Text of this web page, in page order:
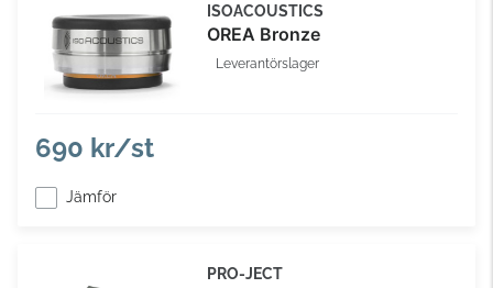
ISOACOUSTICS
OREA Bronze
Leverantörslager
690 kr/st
Jämför
PRO-JECT